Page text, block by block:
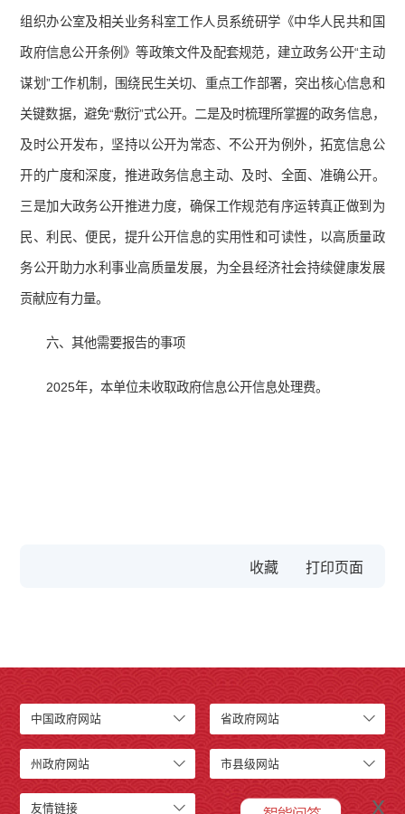
组织办公室及相关业务科室工作人员系统研学《中华人民共和国
政府信息公开条例》等政策文件及配套规范，建立政务公开“主动
谋划”工作机制，围绕民生关切、重点工作部署，突出核心信息和
关键数据，避免“敷衍”式公开。二是及时梳理所掌握的政务信息，
及时公开发布，坚持以公开为常态、不公开为例外，拓宽信息公
开的广度和深度，推进政务信息主动、及时、全面、准确公开。
三是加大政务公开推进力度，确保工作规范有序运转真正做到为
民、利民、便民，提升公开信息的实用性和可读性，以高质量政
务公开助力水利事业高质量发展，为全县经济社会持续健康发展
贡献应有力量。
六、其他需要报告的事项
2025年，本单位未收取政府信息公开信息处理费。
收藏
中国政府网站 省政府网站
州政府网站 市县级网站
友情链接 x